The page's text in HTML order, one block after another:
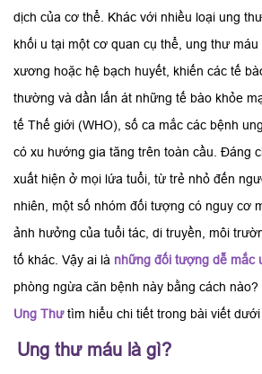
dịch của cơ thể. Khác với nhiều loại ung
khối u tại một cơ quan cụ thể, ung thư
xương hoặc hệ bạch huyết, khiến các tế
thường và dần lấn át những tế bào khỏe
tế Thế giới (WHO), số ca mắc các bệnh
có xu hướng gia tăng trên toàn cầu. Đáng
xuất hiện ở mọi lứa tuổi, từ trẻ nhỏ đến
nhiên, một số nhóm đối tượng có nguy cơ
ảnh hưởng của tuổi tác, di truyền, môi
tố khác. Vậy ai là những đối tượng dễ mắc
phòng ngừa căn bệnh này bằng cách nào?
Ung Thưtìm hiểu chi tiết trong bài viết dưới
Ung thư máu là gì?